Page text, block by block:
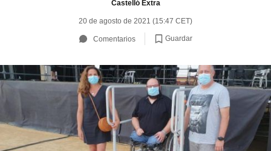
Castelló Extra
20 de agosto de 2021 (15:47 CET)
Comentarios Guardar